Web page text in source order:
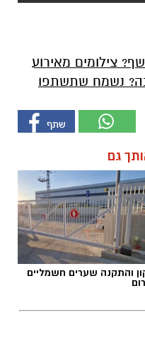
צילומים מאירוע
נשמח שתשתפו
גם
והתקנה שערים חשמליים